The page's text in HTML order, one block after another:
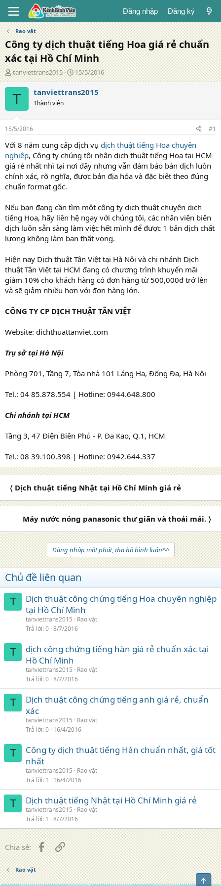
Đăng nhập Đăng ký
Rao vặt
Công ty dịch thuật tiếng Hoa giá rẻ chuẩn
xác tại Hồ Chí Minh
T
á
c
g
ả
tanviettrans2015
N
g
à
g
15/5/2016
T tanviettrans2015
Thành viên
15/5/2016 #1
Với 8 năm cung cấp dịch vụ dịch thuật tiếng Hoa chuyên
nghiệp, Công ty chúng tôi nhận dịch thuật tiếng Hoa tại HCM
giá rẻ nhất nhì tại nơi đây nhưng vẫn đảm bảo bản dịch luôn
chính xác, rõ nghĩa, được bản địa hóa và đặc biệt theo đúng
chuẩn format gốc.
Nếu bạn đang cần tìm một công ty dịch thuật chuyên dịch
tiếng Hoa, hãy liên hệ ngay với chúng tôi, các nhân viên biên
dịch luôn sẵn sàng làm việc hết mình để được 1 bản dịch chất
lượng không làm bạn thất vọng.
Hiện nay Dịch thuật Tân Việt tại Hà Nội và chi nhánh Dịch
thuật Tân Việt tại HCM đang có chương trình khuyến mãi
giảm 10% cho khách hàng có đơn hàng từ 500,000đ trở lên
và sẽ giảm nhiều hơn với đơn hàng lớn.
CÔNG TY CP DỊCH THUẬT TÂN VIỆT
Website: dichthuattanviet.com
Trụ sở tại Hà Nội
Phòng 701, Tầng 7, Tòa nhà 101 Láng Hạ, Đống Đa, Hà Nội
Tel.: 04 85.878.554 | Hotline: 0944.648.800
Chi nhánh tại HCM
Tầng 3, 47 Điện Biên Phủ - P. Đa Kao, Q.1, HCM
Tel.: 08 39.100.398 | Hotline: 0942.644.337
〈 Dịch thuật tiếng Nhật tại Hồ Chí Minh giá rẻ
Máy nước nóng panasonic thư giãn và thoải mái. 〉
Đăng nhập một phát, tha hồ bình luận^^
Chủ đề liên quan
T
Dịch thuật công chứng tiếng Hoa chuyên nghiệp
tại Hồ Chí Minh
tanviettrans2015
Rao vặt
Trả lời 0 8/7/2016
T
dịch công chứng tiếng hàn giá rẻ chuẩn xác tại
Hồ Chí Minh
tanviettrans2015
Rao vặt
Trả lời 0 8/7/2016
T
Dịch thuật công chứng tiếng anh giá rẻ, chuẩn
xác
tanviettrans2015
Rao vặt
Trả lời 0 16/4/2016
T
Công ty dịch thuật tiếng Hàn chuẩn nhất, giá tốt
nhất
tanviettrans2015
Rao vặt
Trả lời 1 16/4/2016
T Dịch thuật tiếng Nhật tại Hồ Chí Minh giá rẻ
tanviettrans2015
Rao vặt
Trả lời 1 8/7/2016
Chia sẻ: FacebookLiên kết
Rao vặt
Top